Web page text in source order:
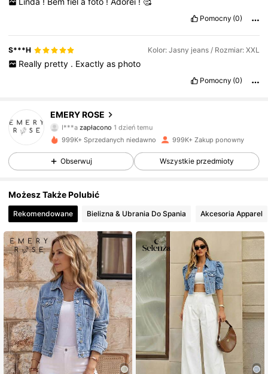
Pomocny (0)
S***H Kolor: Jasny jeans / Rozmiar: XXL
Really pretty . Exactly as photo
Pomocny (0)
EMERY ROSE
I***azapłacono
c***s zaobserwował(-a)30 minut(y) temu
4,80 1.8M Obserwujący
4,80 1.8M Obserwujący
4,80 1.8M Obserwujący
999K+ Sprzedanych niedawno 999K+ Zakup ponowny
Obserwuj Wszystkie przedmioty
Możesz Także Polubić
Rekomendowane Bielizna & Ubrania Do Spania Akcesoria Apparel